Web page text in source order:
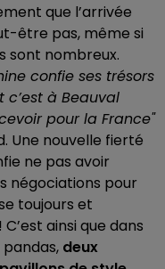
que l’arrivée
être pas, même si
sont nombreux.
confie ses trésors
à Beauval
pour la France"
Une nouvelle fierté
ne pas avoir
négociations pour
toujours et
ainsi que dans
deux